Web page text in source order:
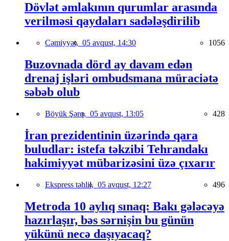
Dövlət əmlakının qurumlar arasında
verilməsi qaydaları sadələşdirilib
Cəmiyyət, 05 avqust, 14:30 1056
Buzovnada dörd ay davam edən
drenaj işləri ombudsmana müraciətə
səbəb olub
Böyük Şərq, 05 avqust, 13:05 428
İran prezidentinin üzərində qara
buludlar: istefa təkzibi Tehrandakı
hakimiyyət mübarizəsini üzə çıxarır
Ekspress təhlil, 05 avqust, 12:27 496
Metroda 10 aylıq sınaq: Bakı gələcəyə
hazırlaşır, bəs sərnişin bu günün
yükünü necə daşıyacaq?